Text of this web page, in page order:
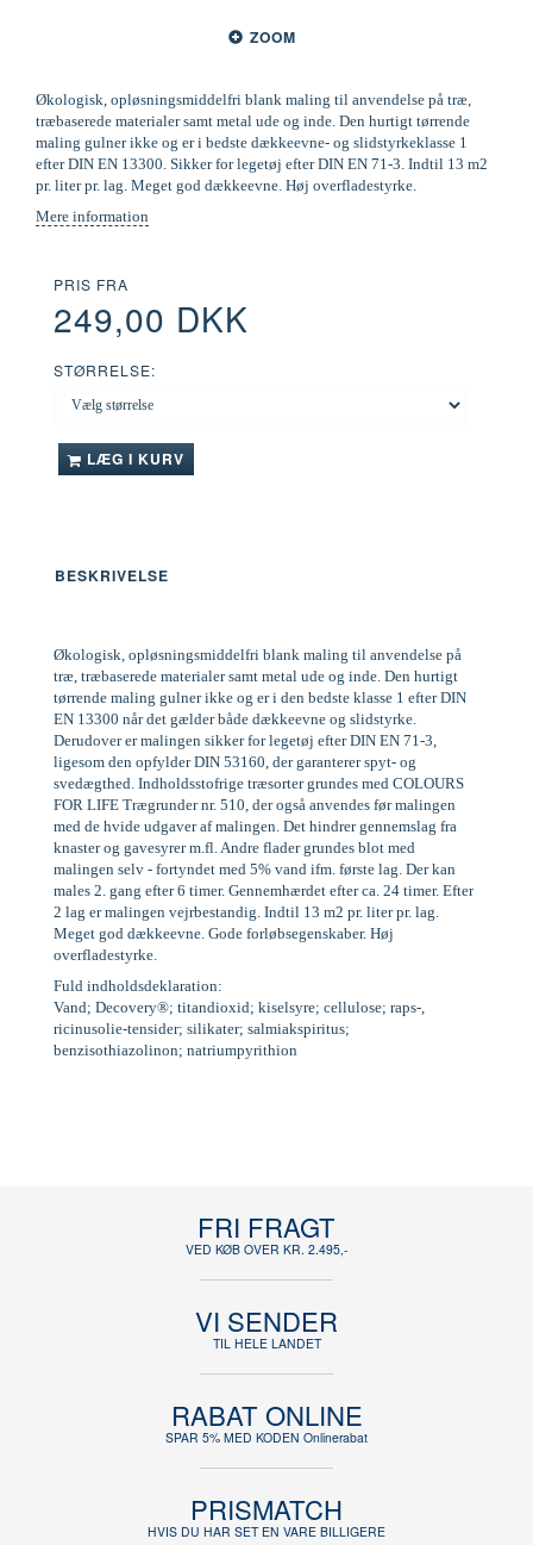
ZOOM
Økologisk, opløsningsmiddelfri blank maling til anvendelse på træ,
træbaserede materialer samt metal ude og inde. Den hurtigt tørrende
maling gulner ikke og er i bedste dækkeevne- og slidstyrkeklasse 1
efter DIN EN 13300. Sikker for legetøj efter DIN EN 71-3. Indtil 13 m2
pr. liter pr. lag. Meget god dækkeevne. Høj overfladestyrke.
Mere information
PRIS FRA
249,00 DKK
STØRRELSE:
LÆG I KURV
BESKRIVELSE
Økologisk, opløsningsmiddelfri blank maling til anvendelse på
træ, træbaserede materialer samt metal ude og inde. Den hurtigt
tørrende maling gulner ikke og er i den bedste klasse 1 efter DIN
EN 13300 når det gælder både dækkeevne og slidstyrke.
Derudover er malingen sikker for legetøj efter DIN EN 71-3,
ligesom den opfylder DIN 53160, der garanterer spyt- og
svedægthed. Indholdsstofrige træsorter grundes med COLOURS
FOR LIFE Trægrunder nr. 510, der også anvendes før malingen
med de hvide udgaver af malingen. Det hindrer gennemslag fra
knaster og gavesyrer m.fl. Andre flader grundes blot med
malingen selv - fortyndet med 5% vand ifm. første lag. Der kan
males 2. gang efter 6 timer. Gennemhærdet efter ca. 24 timer. Efter
2 lag er malingen vejrbestandig. Indtil 13 m2 pr. liter pr. lag.
Meget god dækkeevne. Gode forløbsegenskaber. Høj
overfladestyrke.
Fuld indholdsdeklaration:
Vand; Decovery®; titandioxid; kiselsyre; cellulose; raps-,
ricinusolie-tensider; silikater; salmiakspiritus;
benzisothiazolinon; natriumpyrithion
FRI FRAGT
VED KØB OVER KR. 2.495,-
VI SENDER
TIL HELE LANDET
RABAT ONLINE
SPAR 5% MED KODEN Onlinerabat
PRISMATCH
HVIS DU HAR SET EN VARE BILLIGERE